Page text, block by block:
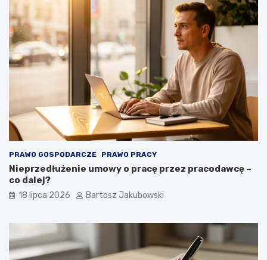
PRAWO GOSPODARCZE PRAWO PRACY
Nieprzedłużenie umowy o pracę przez pracodawcę –
co dalej?
18 lipca 2026 Bartosz Jakubowski